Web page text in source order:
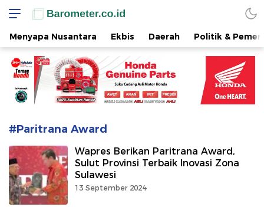
www.barometer.co.id
Berita Terkini di Sulawesi Utara
Menyapa Nusantara Ekbis Daerah Politik &
#Paritrana Award
Wapres Berikan Paritrana Award,
Sulut Provinsi Terbaik Inovasi Zona
Sulawesi
13 September 2024